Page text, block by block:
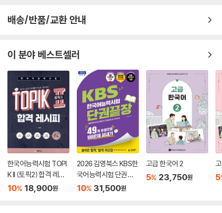
배송/반품/교환 안내
이 분야 베스트셀러
한국어능력시험 TOPI
K II (토픽2) 합격 레시
피
10% 18,900원
2026 김영북스 KBS한
국어능력시험 단권끝
장
10% 31,500원
고급 한국어 2
5% 23,750원 5